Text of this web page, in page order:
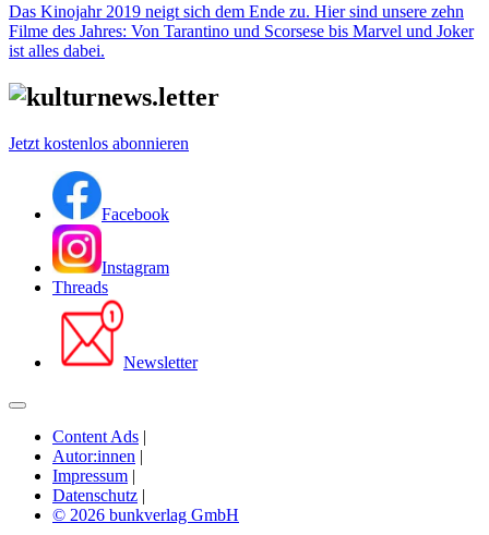
Das Kinojahr 2019 neigt sich dem Ende zu. Hier sind unsere zehn
Filme des Jahres: Von Tarantino und Scorsese bis Marvel und Joker
ist alles dabei.
Jetzt kostenlos abonnieren
Facebook
Instagram
Threads
Newsletter
Content Ads |
Autor:innen |
Impressum |
Datenschutz |
© 2026 bunkverlag GmbH